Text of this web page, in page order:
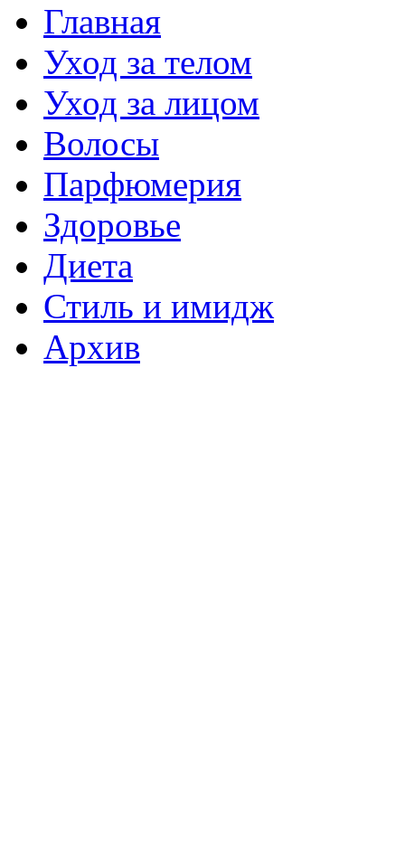
Главная
Уход за телом
Уход за лицом
Волосы
Парфюмерия
Здоровье
Диета
Стиль и имидж
Архив